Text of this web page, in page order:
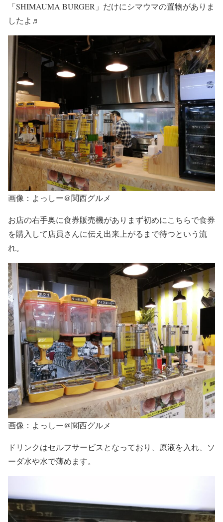
「SHIMAUMA BURGER」だけにシマウマの置物がありま
したよ♬
画像：よっしー@関西グルメ
お店の右手奥に食券販売機がありまず初めにこちらで食券
を購入して店員さんに伝え出来上がるまで待つという流
れ。
画像：よっしー@関西グルメ
ドリンクはセルフサービスとなっており、原液を入れ、ソ
ーダ水や水で薄めます。